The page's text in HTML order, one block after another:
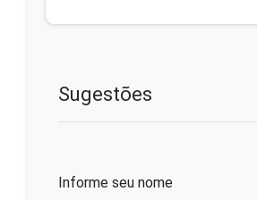
Sugestões
Informe seu nome